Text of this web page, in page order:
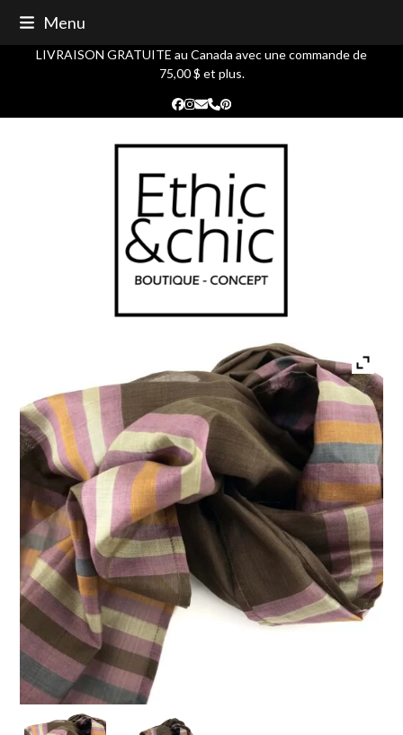
content
Menu
LIVRAISON GRATUITE au Canada avec une commande de
75,00 $ et plus.
Facebook
Instagram
Courriel
Phone
Pinterest